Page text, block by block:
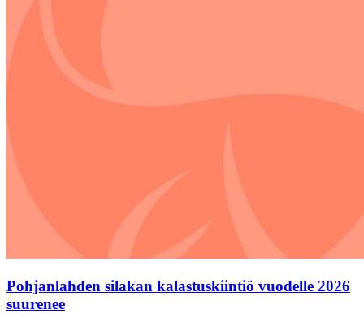
Pohjanlahden silakan kalastuskiintiö vuodelle 2026
suurenee